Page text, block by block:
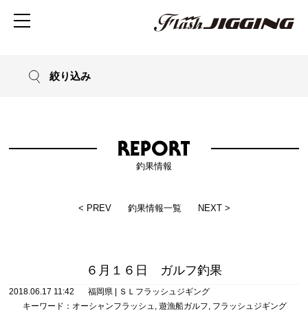
絞り込み
釣果情報
< PREV 釣果情報一覧 NEXT >
６月１６日 ガルフ釣果
2018.06.17 11:42 福岡県
ＳＬフラッシュジギング
キーワード： オーシャンフラッシュ,遊漁船ガルフ, フラッシュジギング